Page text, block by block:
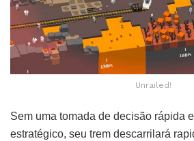
Unrailed!
Sem uma tomada de decisão rápida
estratégico, seu trem descarrilará